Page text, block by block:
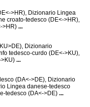
>HR), Dizionario Lingea
croato-tedesco (DE<->HR),
>HR) ...
Dizionario
tedesco-curdo (DE<->KU),
...
(DA<->DE), Dizionario
Lingea danese-tedesco
tedesco (DA<->DE) ...